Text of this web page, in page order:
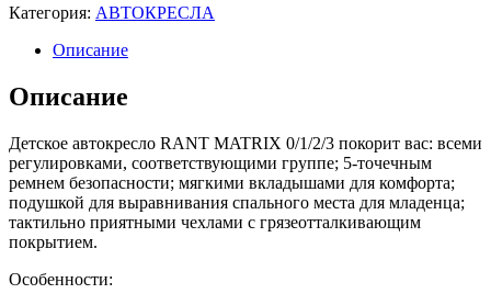
Категория: АВТОКРЕСЛА
Описание
Описание
Детское автокресло RANT MATRIX 0/1/2/3 покорит вас: всеми
регулировками, соответствующими группе; 5-точечным
ремнем безопасности; мягкими вкладышами для комфорта;
подушкой для выравнивания спального места для младенца;
тактильно приятными чехлами с грязеотталкивающим
покрытием.
Особенности: